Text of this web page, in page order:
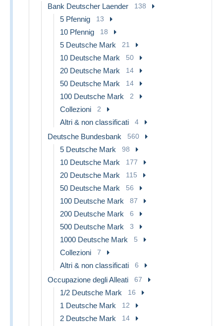
Bank Deutscher Laender 138
5 Pfennig 13
10 Pfennig 18
5 Deutsche Mark 21
10 Deutsche Mark 50
20 Deutsche Mark 14
50 Deutsche Mark 14
100 Deutsche Mark 2
Collezioni 2
Altri & non classificati 4
Deutsche Bundesbank 560
5 Deutsche Mark 98
10 Deutsche Mark 177
20 Deutsche Mark 115
50 Deutsche Mark 56
100 Deutsche Mark 87
200 Deutsche Mark 6
500 Deutsche Mark 3
1000 Deutsche Mark 5
Collezioni 7
Altri & non classificati 6
Occupazione degli Alleati 67
1/2 Deutsche Mark 16
1 Deutsche Mark 12
2 Deutsche Mark 14